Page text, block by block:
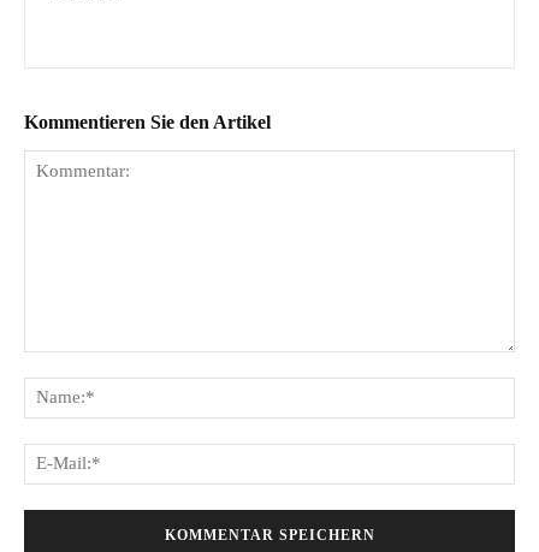
Kommentieren Sie den Artikel